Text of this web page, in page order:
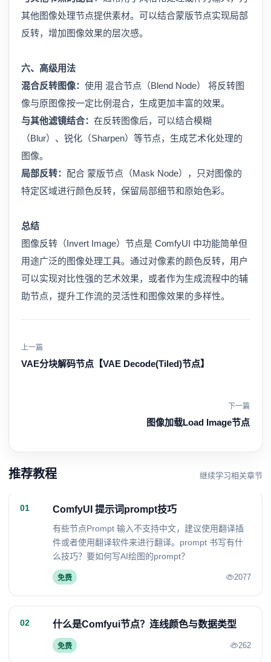
其他图像处理节点提供素材。可以结合蒙版节点实现局部
反转，增加图像效果的层次感。
六、高级用法
混合反转图像： 使用 混合节点（Blend Node） 将反转图
像与原图像按一定比例混合，生成更加丰富的效果。
与其他滤镜结合： 在反转图像后，可以结合模糊
（Blur）、锐化（Sharpen）等节点，生成艺术化处理的
图像。
局部反转： 配合 蒙版节点（Mask Node），只对图像的
特定区域进行颜色反转，保留局部细节和原始色彩。
总结
图像反转（Invert Image）节点是 ComfyUI 中功能简单但
用途广泛的图像处理工具。通过对像素的颜色反转，用户
可以实现对比性强的艺术效果，或者作为生成流程中的辅
助节点，提升工作流的灵活性和图像效果的多样性。
上一篇
VAE分块解码节点【VAE Decode(Tiled)节点】
下一篇
图像加载Load Image节点
推荐教程 继续学习相关章节
01 ComfyUI 提示词prompt技巧
有些节点Prompt 输入不支持中文，建议使用翻译插
件或者使用翻译软件来进行翻译。prompt 书写有什
么技巧？要如何写AI绘图的prompt？
免费 2077
02 什么是Comfyui节点？连线颜色与数据类型
免费 262